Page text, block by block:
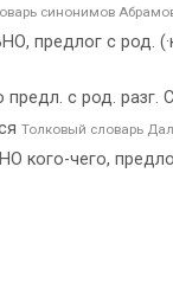
синонимов
предлог с род.
предл. с род. разг.
Толковый словарь
кого-чего,